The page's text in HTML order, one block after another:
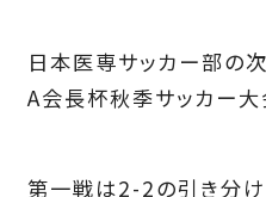
日本医専サッカー部の
A会長杯秋季サッカー大
第一戦は2-2の引き分け